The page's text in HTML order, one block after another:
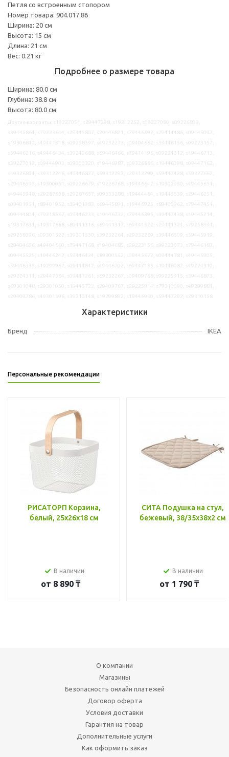
Петля со встроенным стопором
Номер товара: 904.017.86
Ширина: 20 см
Высота: 15 см
Длина: 21 см
Вес: 0.21 кг
Подробнее о размере товара
Ширина: 80.0 см
Глубина: 38.8 см
Высота: 80.0 см
Характеристики
Бренд IKEA
Персональные рекомендации
РИСАТОРП Корзина,
белый, 25x26x18 см
В наличии
от 8 890 ₸
СИТА Подушка на стул,
бежевый, 38/35x38x2 см
В наличии
от 1 790 ₸
О компании
Магазины
Безопасность онлайн платежей
Договор оферта
Условия доставки
Гарантия на товар
Дополнительные услуги
Как оформить заказ